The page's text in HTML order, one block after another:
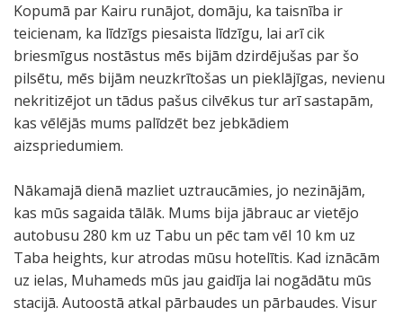
Kopumā par Kairu runājot, domāju, ka taisnība ir
teicienam, ka līdzīgs piesaista līdzīgu, lai arī cik
briesmīgus nostāstus mēs bijām dzirdējušas par šo
pilsētu, mēs bijām neuzkrītošas un pieklājīgas, nevienu
nekritizējot un tādus pašus cilvēkus tur arī sastapām,
kas vēlējās mums palīdzēt bez jebkādiem
aizspriedumiem.
Nākamajā dienā mazliet uztraucāmies, jo nezinājām,
kas mūs sagaida tālāk. Mums bija jābrauc ar vietējo
autobusu 280 km uz Tabu un pēc tam vēl 10 km uz
Taba heights, kur atrodas mūsu hotelītis. Kad iznācām
uz ielas, Muhameds mūs jau gaidīja lai nogādātu mūs
stacijā. Autoostā atkal pārbaudes un pārbaudes. Visur